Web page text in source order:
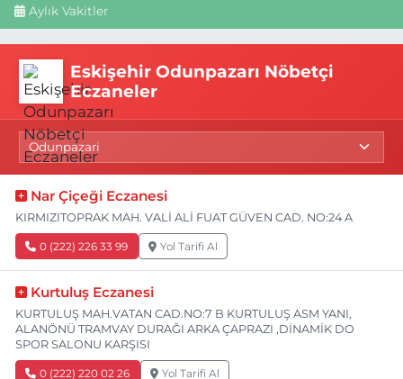
Aylık Vakitler
Eskişehir Odunpazarı Nöbetçi
Eczaneler
Nar Çiçeği Eczanesi
KIRMIZITOPRAK MAH. VALİ ALİ FUAT GÜVEN CAD. NO:24 A
0 (222) 226 33 99 Yol Tarifi Al
Kurtuluş Eczanesi
KURTULUŞ MAH.VATAN CAD.NO:7 B KURTULUŞ ASM YANI,
ALANÖNÜ TRAMVAY DURAĞI ARKA ÇAPRAZI ,DİNAMİK DO
SPOR SALONU KARŞISI
0 (222) 220 02 26 Yol Tarifi Al